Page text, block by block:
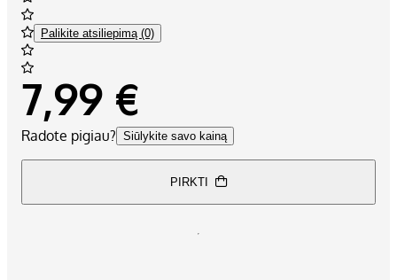
Palikite atsiliepimą (0)
7,99 €
Radote pigiau? Siūlykite savo kainą
PIRKTI